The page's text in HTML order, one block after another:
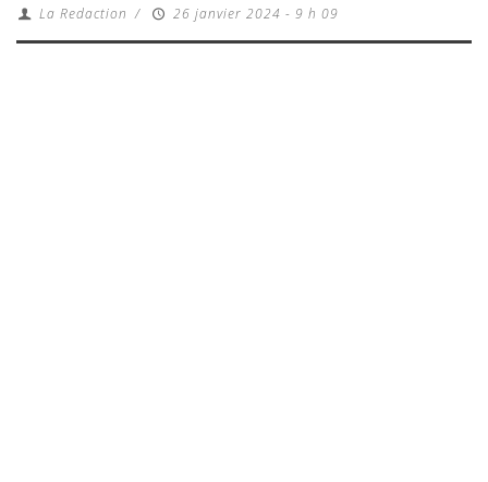
La Redaction / 26 janvier 2024 - 9 h 09